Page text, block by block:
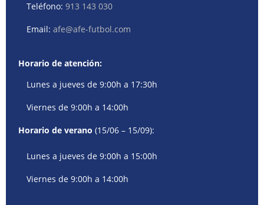
Teléfono:913 143 030
Email:afe@afe-futbol.com
Horario de atención:
Lunes a jueves de 9:00h a 17:30h
Viernes de 9:00h a 14:00h
Horario de verano (15/06 – 15/09):
Lunes a jueves de 9:00h a 15:00h
Viernes de 9:00h a 14:00h